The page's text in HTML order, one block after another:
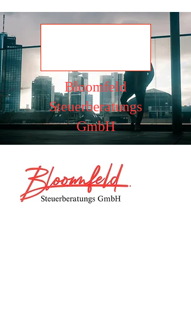
Bloomfeld
Steuerberatungs
GmbH